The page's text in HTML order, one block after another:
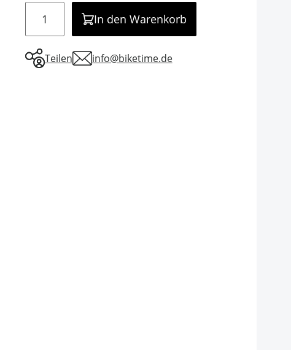
In den Warenkorb
Teilen info@biketime.de